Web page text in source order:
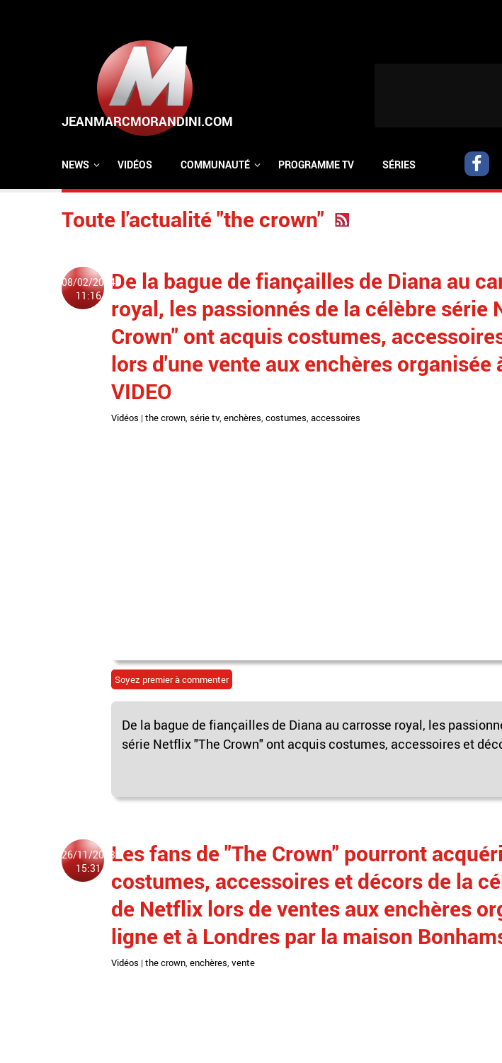
NEWS VIDÉOS COMMUNAUTÉ PROGRAMME TV SÉRIES
Toute l'actualité "the crown"
08/02/2024
11:16
De la bague de fiançailles de Diana au
royal, les passionnés de la célèbre série
Crown" ont acquis costumes,
lors d'une vente aux enchères organisée
VIDEO
Vidéos | the crown, série tv, enchères, costumes, accessoires
Soyez premier à commenter
De la bague de fiançailles de Diana au carrosse royal, les
série Netflix "The Crown" ont acquis costumes, accessoires et
26/11/2023
15:31
Les fans de "The Crown" pourront
costumes, accessoires et décors de la
de Netflix lors de ventes aux enchères
ligne et à Londres par la maison
Vidéos | the crown enchères vente